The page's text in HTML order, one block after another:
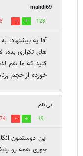
mahdi69
123
8
آقا یه پیشنهاد:
های تکراری بده،
کنید که ما هم
خورده از حجم
بی نام
19
این دوستمون
جوری همه رو